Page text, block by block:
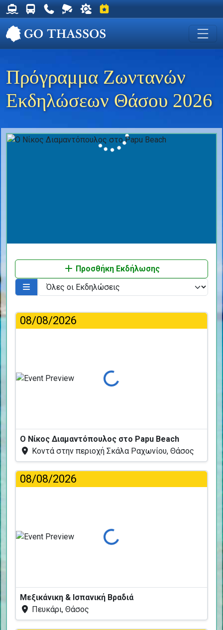
Δρομολόγια Φέρυ για Θάσο
Δρομολόγια Λεωφορείων Θάσου
Χρήσιμα Τηλέφωνα
Ζωντανή Κάμερα στη Χρυσή Ακτή
Ο καιρός στη Θάσο
Εκδηλώσεις στη Θάσο
Πρόγραμμα Ζωντανών
Εκδηλώσεων Θάσου 2026
Προσθήκη Εκδήλωσης
08/08/2026
Φόρτωση...
Ο Νίκος Διαμαντόπουλος στο Papu Beach
Κοντά στην περιοχή Σκάλα Ραχωνίου, Θάσος
08/08/2026
Φόρτωση...
Μεξικάνικη & Ισπανική Βραδιά
Πευκάρι, Θάσος